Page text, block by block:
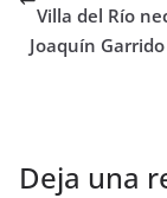
Villa del Río
Joaquín
Deja una